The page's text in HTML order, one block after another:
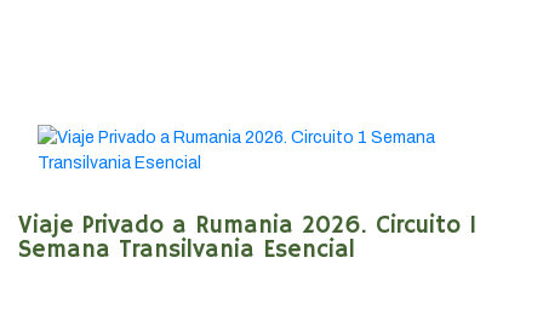
Viaje Privado a Rumania 2026. Circuito 1
Semana Transilvania Esencial